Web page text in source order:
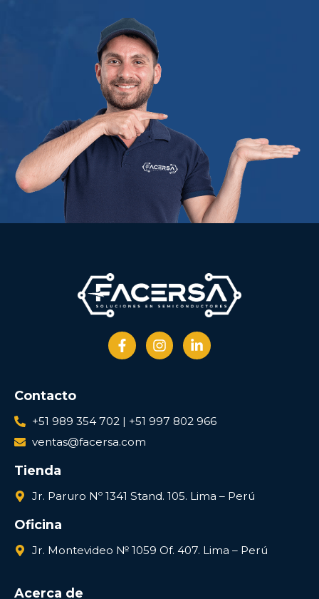
Contacto
+51 989 354 702 | +51 997 802 966
ventas@facersa.com
Tienda
Jr. Paruro Nº 1341 Stand. 105. Lima – Perú
Oficina
Jr. Montevideo № 1059 Of. 407. Lima – Perú
Acerca de